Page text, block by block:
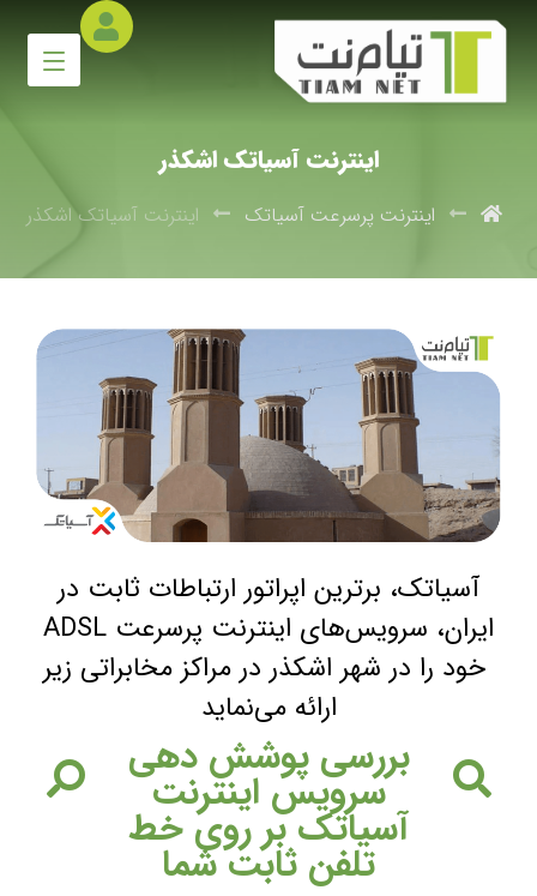
اینترنت آسیاتک اشکذر
اینترنت پرسرعت آسیاتک اینترنت آسیاتک اشکذر
آسیاتک، برترین اپراتور ارتباطات ثابت در
ایران، سرویس‌های اینترنت پرسرعت ADSL
خود را در شهر اشکذر در مراکز مخابراتی زیر
ارائه می‌نماید
بررسی پوشش دهی
سرویس اینترنت
آسیاتک بر روی خط
تلفن ثابت شما